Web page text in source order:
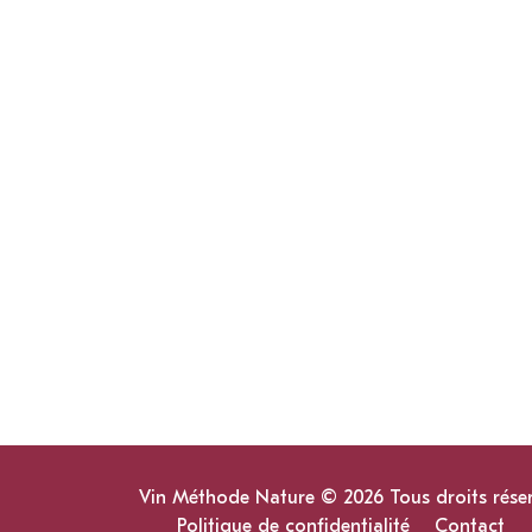
Vin Méthode Nature © 2026 Tous droits
Politique de confidentialité
Contact